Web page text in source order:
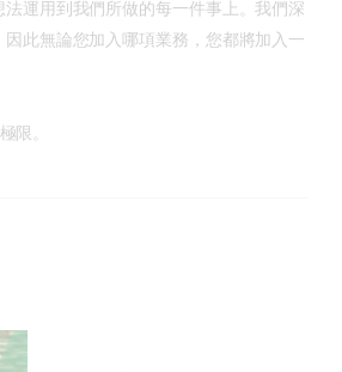
運用到我們所做的每一件事上。我們深
此無論您加入哪項業務，您都將加入一
限。